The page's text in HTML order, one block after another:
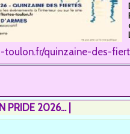
toulon.fr/quinzaine-des-
PRIDE 2026...